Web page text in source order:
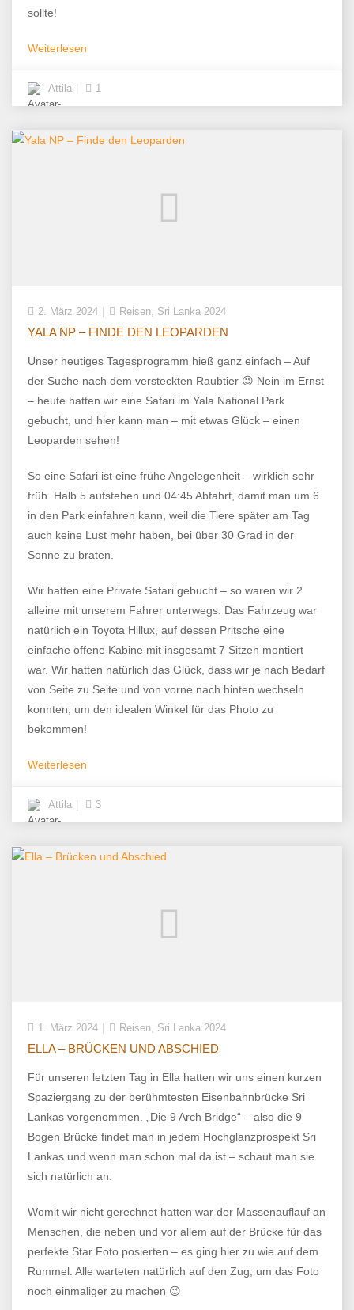
sollte!
Weiterlesen
Attila 1
2. März 2024 Reisen Sri Lanka 2024
YALA NP – FINDE DEN LEOPARDEN
Unser heutiges Tagesprogramm hieß ganz einfach – Auf
der Suche nach dem versteckten Raubtier 😉 Nein im Ernst
– heute hatten wir eine Safari im Yala National Park
gebucht, und hier kann man – mit etwas Glück – einen
Leoparden sehen!
So eine Safari ist eine frühe Angelegenheit – wirklich sehr
früh. Halb 5 aufstehen und 04:45 Abfahrt, damit man um 6
in den Park einfahren kann, weil die Tiere später am Tag
auch keine Lust mehr haben, bei über 30 Grad in der
Sonne zu braten.
Wir hatten eine Private Safari gebucht – so waren wir 2
alleine mit unserem Fahrer unterwegs. Das Fahrzeug war
natürlich ein Toyota Hillux, auf dessen Pritsche eine
einfache offene Kabine mit insgesamt 7 Sitzen montiert
war. Wir hatten natürlich das Glück, dass wir je nach Bedarf
von Seite zu Seite und von vorne nach hinten wechseln
konnten, um den idealen Winkel für das Photo zu
bekommen!
Weiterlesen
Attila 3
1. März 2024 Reisen Sri Lanka 2024
ELLA – BRÜCKEN UND ABSCHIED
Für unseren letzten Tag in Ella hatten wir uns einen kurzen
Spaziergang zu der berühmtesten Eisenbahnbrücke Sri
Lankas vorgenommen. „Die 9 Arch Bridge“ – also die 9
Bogen Brücke findet man in jedem Hochglanzprospekt Sri
Lankas und wenn man schon mal da ist – schaut man sie
sich natürlich an.
Womit wir nicht gerechnet hatten war der Massenauflauf an
Menschen, die neben und vor allem auf der Brücke für das
perfekte Star Foto posierten – es ging hier zu wie auf dem
Rummel. Alle warteten natürlich auf den Zug, um das Foto
noch einmaliger zu machen 😉